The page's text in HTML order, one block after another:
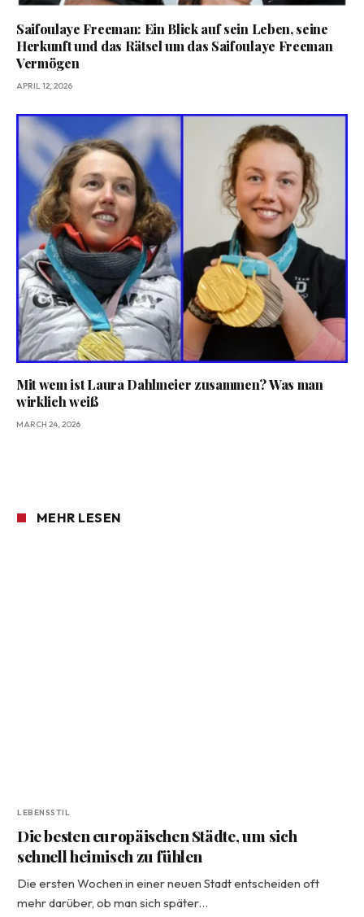
Saifoulaye Freeman: Ein Blick auf sein Leben, seine
Herkunft und das Rätsel um das Saifoulaye Freeman
Vermögen
APRIL 12, 2026
Mit wem ist Laura Dahlmeier zusammen? Was man
wirklich weiß
MARCH 24, 2026
MEHR LESEN
LEBENSSTIL
Die besten europäischen Städte, um sich
schnell heimisch zu fühlen
Die ersten Wochen in einer neuen Stadt entscheiden oft
mehr darüber, ob man sich später…